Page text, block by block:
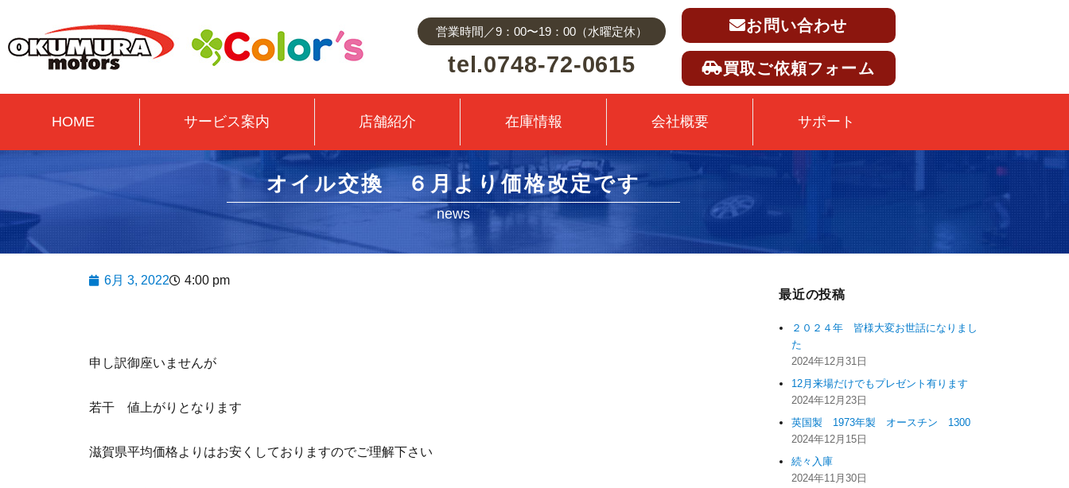
営業時間／9：00〜19：00（水曜定休）
tel.0748-72-0615
お問い合わせ
買取ご依頼フォーム
HOME サービス案内 店舗紹介 在庫情報 会社概要 サポート
オイル交換 ６月より価格改定です
news
6月 3, 2022 4:00 pm
申し訳御座いませんが
若干 値上がりとなります
滋賀県平均価格よりはお安くしておりますのでご理解下さい
最近の投稿
２０２４年 皆様大変お世話になりまし
た
2024年12月31日
12月来場だけでもプレゼント有ります
2024年12月23日
英国製 1973年製 オースチン 1300
2024年12月15日
続々入庫
2024年11月30日